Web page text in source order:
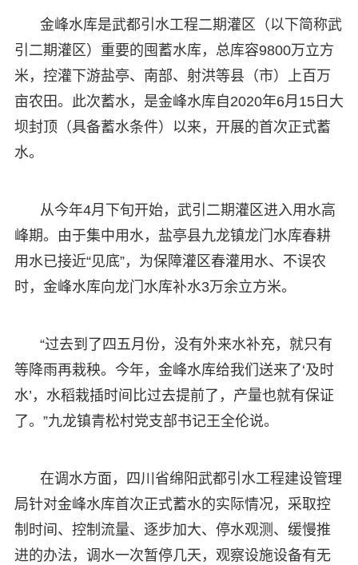
金峰水库是武都引水工程二期灌区（以下简称武
引二期灌区）重要的囤蓄水库，总库容9800万立方
米，控灌下游盐亭、南部、射洪等县（市）上百万
亩农田。此次蓄水，是金峰水库自2020年6月15日大
坝封顶（具备蓄水条件）以来，开展的首次正式蓄
水。
从今年4月下旬开始，武引二期灌区进入用水高
峰期。由于集中用水，盐亭县九龙镇龙门水库春耕
用水已接近“见底”，为保障灌区春灌用水、不误农
时，金峰水库向龙门水库补水3万余立方米。
“过去到了四五月份，没有外来水补充，就只有
等降雨再栽秧。今年，金峰水库给我们送来了‘及时
水’，水稻栽插时间比过去提前了，产量也就有保证
了。”九龙镇青松村党支部书记王全伦说。
在调水方面，四川省绵阳武都引水工程建设管理
局针对金峰水库首次正式蓄水的实际情况，采取控
制时间、控制流量、逐步加大、停水观测、缓慢推
进的办法，调水一次暂停几天，观察设施设备有无